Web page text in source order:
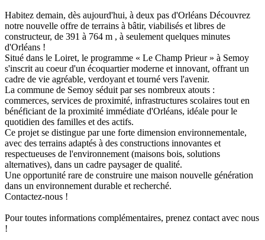
Habitez demain, dès aujourd'hui, à deux pas d'Orléans Découvrez
notre nouvelle offre de terrains à bâtir, viabilisés et libres de
constructeur, de 391 à 764 m , à seulement quelques minutes
d'Orléans !
Situé dans le Loiret, le programme « Le Champ Prieur » à Semoy
s'inscrit au coeur d'un écoquartier moderne et innovant, offrant un
cadre de vie agréable, verdoyant et tourné vers l'avenir.
La commune de Semoy séduit par ses nombreux atouts :
commerces, services de proximité, infrastructures scolaires tout en
bénéficiant de la proximité immédiate d'Orléans, idéale pour le
quotidien des familles et des actifs.
Ce projet se distingue par une forte dimension environnementale,
avec des terrains adaptés à des constructions innovantes et
respectueuses de l'environnement (maisons bois, solutions
alternatives), dans un cadre paysager de qualité.
Une opportunité rare de construire une maison nouvelle génération
dans un environnement durable et recherché.
Contactez-nous !
Pour toutes informations complémentaires, prenez contact avec nous
!